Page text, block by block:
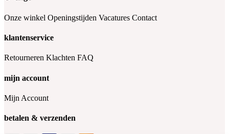
Onze winkel Openingstijden Vacatures Contact
klantenservice
Retourneren Klachten FAQ
mijn account
Mijn Account
betalen & verzenden